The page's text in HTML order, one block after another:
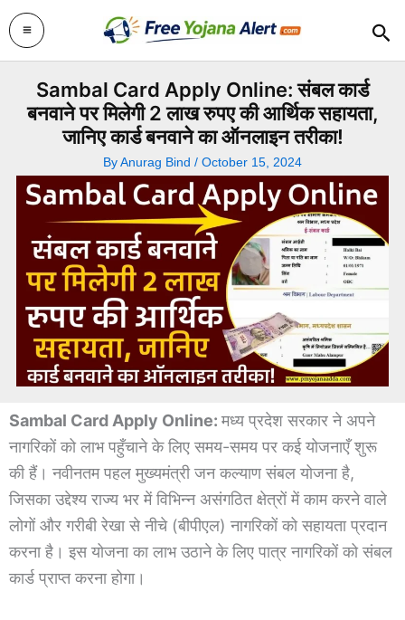
Skip
to
content
Sambal Card Apply Online: संबल कार्ड
बनवाने पर मिलेगी 2 लाख रुपए की आर्थिक सहायता,
जानिए कार्ड बनवाने का ऑनलाइन तरीका!
ByAnurag Bind / October 15, 2024
Sambal Card Apply Online:मध्य प्रदेश सरकार ने अपने
नागरिकों को लाभ पहुँचाने के लिए समय-समय पर कई योजनाएँ शुरू
की हैं। नवीनतम पहल मुख्यमंत्री जन कल्याण संबल योजना है,
जिसका उद्देश्य राज्य भर में विभिन्न असंगठित क्षेत्रों में काम करने वाले
लोगों और गरीबी रेखा से नीचे (बीपीएल) नागरिकों को सहायता प्रदान
करना है। इस योजना का लाभ उठाने के लिए पात्र नागरिकों को संबल
कार्ड प्राप्त करना होगा।